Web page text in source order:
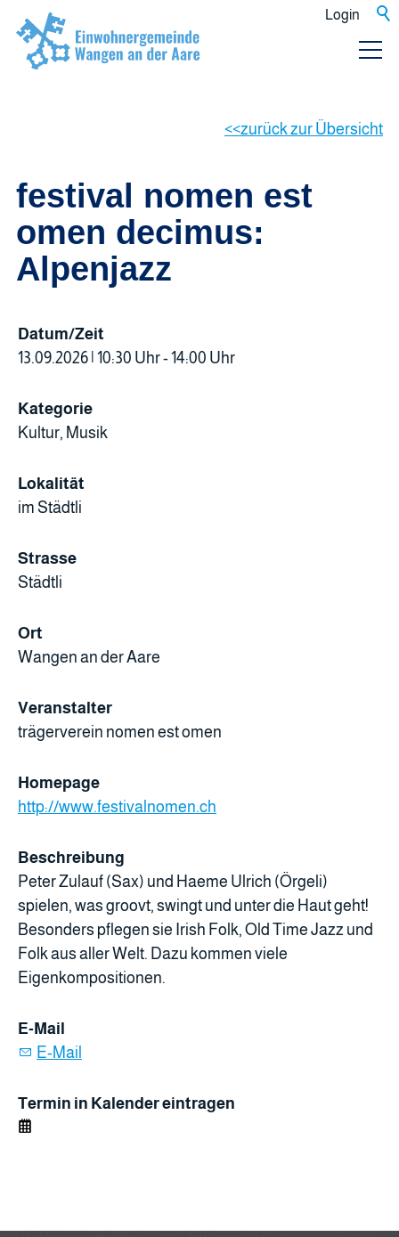
Login
zurück zur Übersicht
festival nomen est
omen decimus:
Alpenjazz
Datum/Zeit
13.09.2026 | 10:30 Uhr - 14:00 Uhr
Kategorie
Kultur, Musik
Lokalität
im Städtli
Strasse
Städtli
Ort
Wangen an der Aare
Veranstalter
trägerverein nomen est omen
Homepage
http://www.festivalnomen.ch
Beschreibung
Peter Zulauf (Sax) und Haeme Ulrich (Örgeli)
spielen, was groovt, swingt und unter die Haut geht!
Besonders pflegen sie Irish Folk, Old Time Jazz und
Folk aus aller Welt. Dazu kommen viele
Eigenkompositionen.
E-Mail
E-Mail
Termin in Kalender eintragen